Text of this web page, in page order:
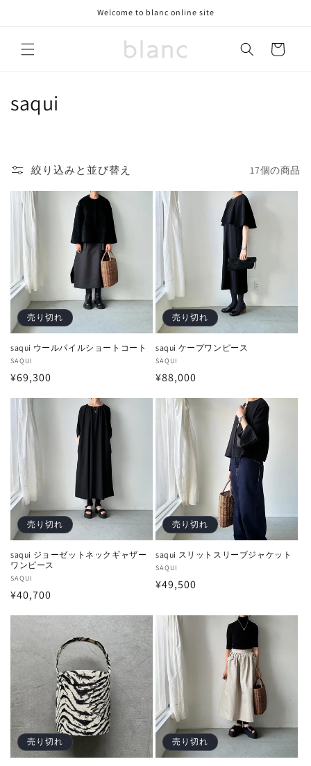
Welcome to blanc online site
ー
コ
シ
ョ
ン
saqui
絞り込みと並び替え 17個の商品
売り切れ
saqui ウールパイルショートコート
販
売
SAQUI
通
格
¥69,300
売り切れ
saqui ケープワンピース
販
売
SAQUI
通
¥88,000
売り切れ
saqui ジョーゼットネックギャザー
ワンピース
販
売
SAQUI
通
¥40,700
売り切れ
saqui スリットスリーブジャケット
販
売
SAQUI
通
価
¥49,500
売り切れ 売り切れ